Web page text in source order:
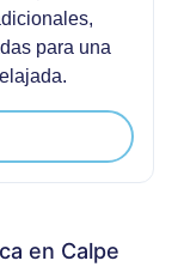
para una
en Calpe